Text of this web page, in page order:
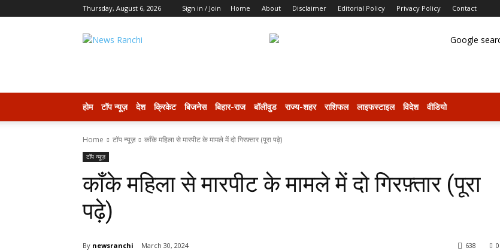
Thursday, August 6, 2026 Sign in / Join Home About Disclaimer Editorial Policy Privacy Policy Contact
होम टॉप न्यूज़ देश क्रिकेट बिजनेस बिहार-राज बॉलीवुड राज्य-शहर राशिफल लाइफस्टाइल विदेश वीडियो
Home टॉप न्यूज़ काँके महिला से मारपीट के मामले में दो गिरफ़्तार (पूरा पढ़े)
टॉप न्यूज़
काँके महिला से मारपीट के मामले में दो गिरफ़्तार (पूरा
पढ़े)
By newsranchi March 30, 2024 0
638